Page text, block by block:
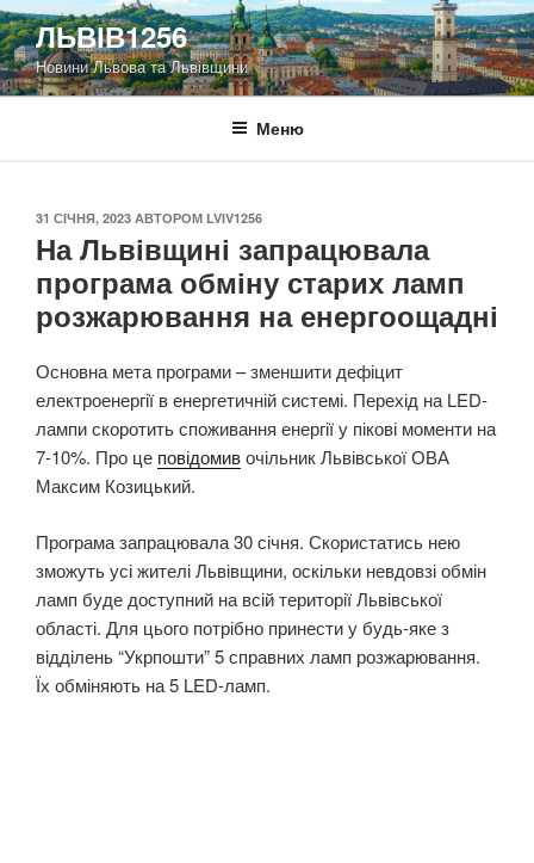
Перейти
до
вмісту
ЛЬВІВ1256
Новини Львова та Львівщини
Меню
ОПУБЛІКОВАНО
31 СІЧНЯ, 2023 АВТОРОМ LVIV1256
На Львівщині запрацювала
програма обміну старих ламп
розжарювання на енергоощадні
Основна мета програми – зменшити дефіцит
електроенергії в енергетичній системі. Перехід на LED-
лампи скоротить споживання енергії у пікові моменти на
7-10%. Про це повідомивочільник Львівської ОВА
Максим Козицький.
Програма запрацювала 30 січня. Скористатись нею
зможуть усі жителі Львівщини, оскільки невдовзі обмін
ламп буде доступний на всій території Львівської
області. Для цього потрібно принести у будь-яке з
відділень “Укрпошти” 5 справних ламп розжарювання.
Їх обміняють на 5 LED-ламп.